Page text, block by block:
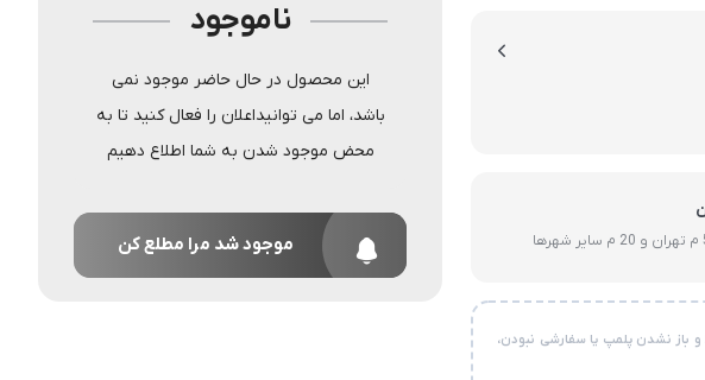
باز نشدن پلمپ یا سفارشی نبودن،
ناموجود
این محصول در حال حاضر موجود نمی
باشد، اما می توانیداعلان را فعال کنید تا به
محض موجود شدن به شما اطلاع دهیم
موجود شد مرا مطلع کن